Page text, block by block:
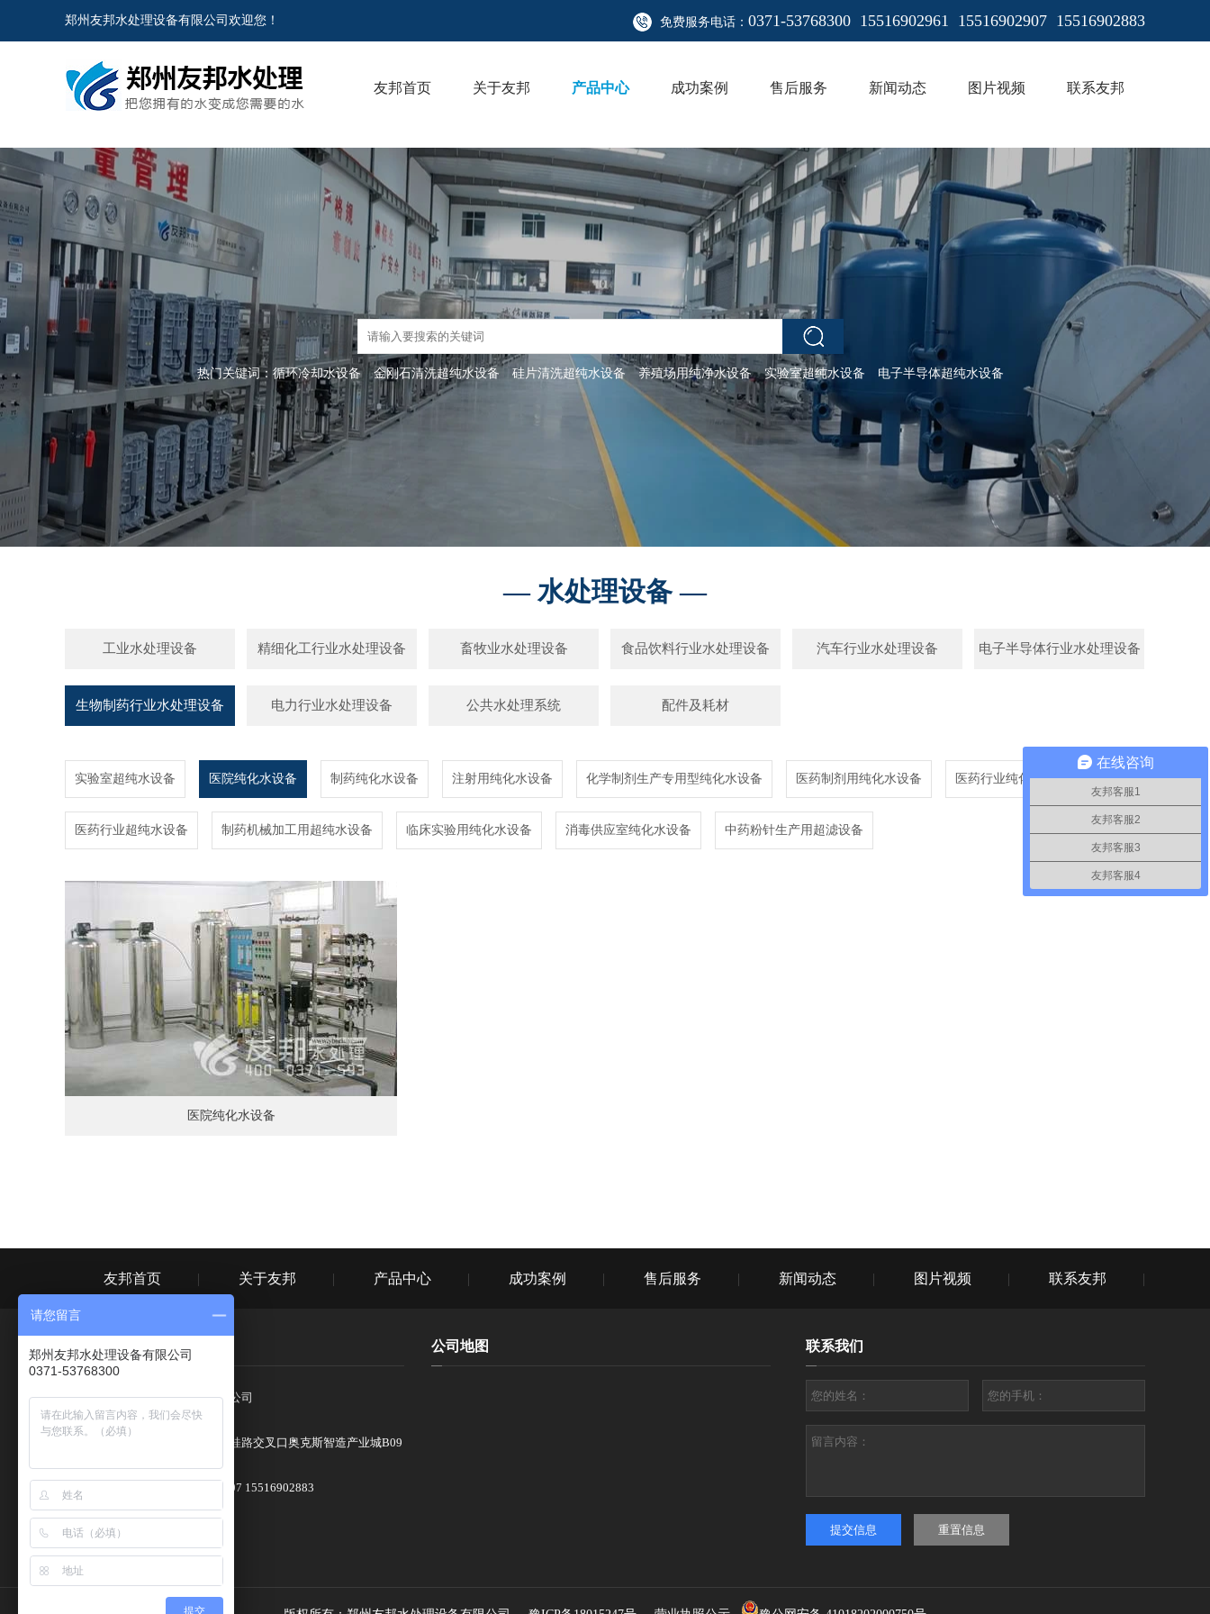
郑州友邦水处理设备有限公司欢迎您！ 免费服务电话： 0371-53768300 15516902961 15516902907 15516902883
友邦首页 关于友邦 产品中心 成功案例 售后服务 新闻动态 图片视频 联系友邦
热门关键词： 循环冷却水设备 金刚石清洗超纯水设备 硅片清洗超纯水设备 养殖场用纯净水设备 实验室超纯水设备 电子半导体超纯水设备
— 水处理设备 —
工业水处理设备 精细化工行业水处理设备 畜牧业水处理设备 食品饮料行业水处理设备 汽车行业水处理设备 电子半导体行业水处理设备
生物制药行业水处理设备 电力行业水处理设备 公共水处理系统 配件及耗材
实验室超纯水设备 医院纯化水设备 制药纯化水设备 注射用纯化水设备 化学制剂生产专用型纯化水设备 医药制剂用纯化水设备 医药行业纯化水设备
医药行业超纯水设备 制药机械加工用超纯水设备 临床实验用纯化水设备 消毒供应室纯化水设备 中药粉针生产用超滤设备
医院纯化水设备
友邦首页 关于友邦 产品中心 成功案例 售后服务 新闻动态 图片视频 联系友邦
联系我们
郑州友邦水处理设备有限公司
郑州市上街区许昌路与丹桂路交叉口奥克斯智造产业城B09
15516902961 15516902907 15516902883
1500191591@.qq.com
公司地图 联系我们
在线咨询
友邦客服1
友邦客服2
友邦客服3
友邦客服4
请您留言
郑州友邦水处理设备有限公司
0371-53768300
提交